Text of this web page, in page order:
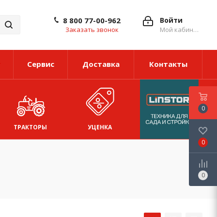
Войти
Мой кабинет
8 800 77-00-962
Заказать звонок
Сервис Доставка Контакты
ТРАКТОРЫ УЦЕНКА
0
0
0